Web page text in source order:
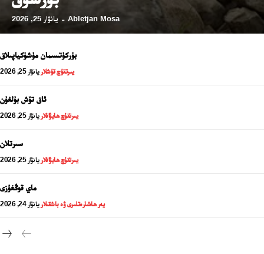
Abletjan Mosa
- يانۋار 25, 2026
بۈركۈتسىمان مۈشۈكياپىلاق
يىرتقۇچ قۇشلار يانۋار 25, 2026
ئاق تۆش بۇلغۇن
يىرتقۇچ ھايۋانلار يانۋار 25, 2026
سىرتلان
يىرتقۇچ ھايۋانلار يانۋار 25, 2026
ماي قوڭغۇزى
يەر ھاشارەتلىرى ۋە باشقىلار يانۋار 24, 2026